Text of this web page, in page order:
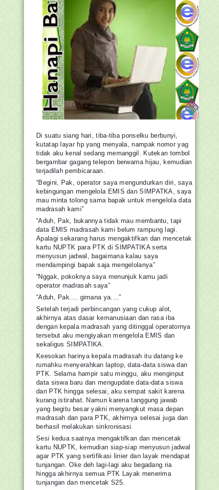
Di suatu siang hari, tiba-tiba ponselku berbunyi,
kutatap layar hp yang menyala, nampak nomor yag
tidak aku kenal sedang memanggil. Kutekan tombol
bergambar gagang telepon berwarna hijau, kemudian
terjadilah pembicaraan.
“Begini, Pak, operator saya mengundurkan diri, saya
kebingungan mengelola EMIS dan SIMPATKA, saya
mau minta tolong sama bapak untuk mengelola data
madrasah kami”
“Aduh, Pak, bukannya tidak mau membantu, tapi
data EMIS madrasah kami belum rampung lagi.
Apalagi sekarang harus mengaktifkan dan mencetak
kartu NUPTK para PTK di SIMPATIKA serta
menyusun jadwal, bagaimana kalau saya
mendampingi bapak saja mengelolanya”
“Nggak, pokoknya saya menunjuk kamu jadi
operator madrasah saya”
“Aduh, Pak.... gimana ya....”
Setelah terjadi perbincangan yang cukup alot,
akhirnya atas dasar kemanusiaan dan rasa iba
dengan kepala madrasah yang ditinggal operatornya
tersebut aku mengiyakan mengelola EMIS dan
sekaligus SIMPATIKA.
Keesokan harinya kepala madrasah itu datang ke
rumahku menyerahkan laptop, data-data siswa dan
PTK. Selama hampir satu minggu, aku menginput
data siswa baru dan mengupdate data-data siswa
dan PTK hingga selesai, aku sempat sakit karena
kurang istirahat. Namun karena tanggung jawab
yang begitu besar yakni menyangkut masa depan
madrasah dan para PTK, akhirnya selesai juga dan
berhasil melakukan sinkronisasi.
Sesi kedua saatnya mengaktifkan dan mencetak
kartu NUPTK, kemudian siap-siap menyusun jadwal
agar PTK yang sertifikasi linier dan layak mendapat
tunjangan. Oke deh lagi-lagi aku begadang ria
hingga akhirnya semua PTK Layak menerima
tunjangan dan mencetak S25.